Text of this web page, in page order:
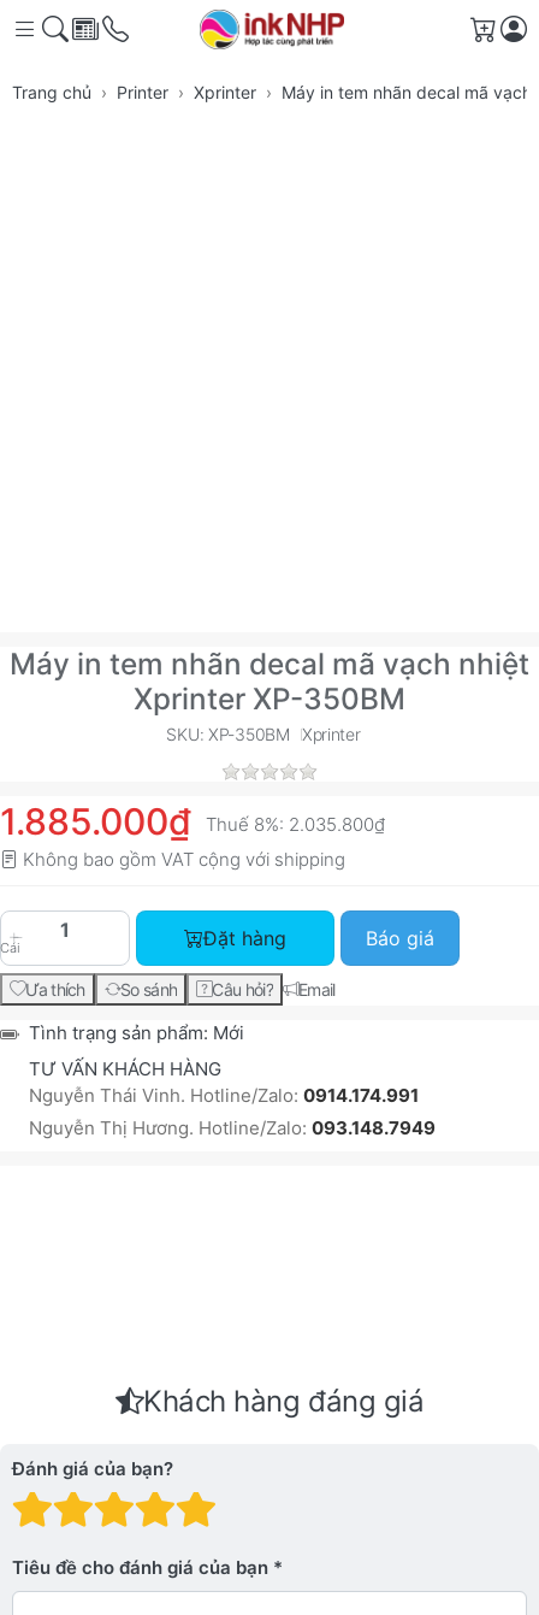
Giỏ
Trang chủ Printer Xprinter Máy in tem nhãn decal mã
Máy in tem nhãn decal mã vạch nhiệt
Xprinter XP-350BM
SKU: XP-350BM Xprinter
1.885.000₫ Thuế 8%: 2.035.800₫
Không bao gồm VAT cộng với shipping
Cái
Máy in tem nhãn decal mã vạch nhiệt Xprinter
Đặt hàng Báo giá
Ưa thích So sánh Câu hỏi? Email
Tình trạng sản phẩm: Mới
TƯ VẤN KHÁCH HÀNG
Nguyễn Thái Vinh. Hotline/Zalo: 0914.174.991
Nguyễn Thị Hương. Hotline/Zalo: 093.148.7949
Khách hàng đáng giá
Đánh giá của bạn?
Đánh giá: 4 trên 5
Đánh giá: 3 trên 5 sao.
Đánh giá: 2 trên 5 sao.
Đánh giá: 1 trên 5 sao. Xấu
Tiêu đề cho đánh giá của bạn